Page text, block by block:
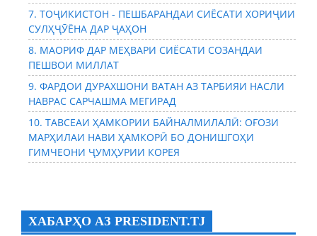
7. ТОҶИКИСТОН - ПЕШБАРАНДАИ СИЁСАТИ ХОРИҶИИ
СУЛҲҶӮЁНА ДАР ҶАҲОН
8. МАОРИФ ДАР МЕҲВАРИ СИЁСАТИ СОЗАНДАИ
ПЕШВОИ МИЛЛАТ
9. ФАРДОИ ДУРАХШОНИ ВАТАН АЗ ТАРБИЯИ НАСЛИ
НАВРАС САРЧАШМА МЕГИРАД
10. ТАВСЕАИ ҲАМКОРИИ БАЙНАЛМИЛАЛӢ: ОҒОЗИ
МАРҲИЛАИ НАВИ ҲАМКОРӢ БО ДОНИШГОҲИ
ГИМЧЕОНИ ҶУМҲУРИИ КОРЕЯ
ХАБАРҲО АЗ PRESIDENT.TJ